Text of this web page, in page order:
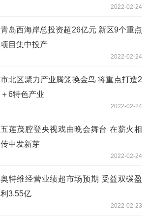
2022-02-24
青岛西海岸总投资超26亿元 新区9个重点
项目集中投产
2022-02-24
市北区聚力产业腾笼换金鸟 将重点打造2
＋6特色产业
2022-02-24
五莲茂腔登央视戏曲晚会舞台 在薪火相
传中发新芽
2022-02-24
奥特维经营业绩超市场预期 受益双碳盈
利3.55亿
2022-02-23